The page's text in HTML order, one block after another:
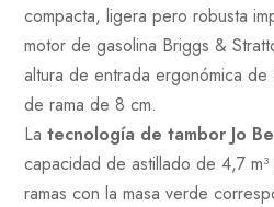
compacta, ligera pero robusta
motor de gasolina Briggs &
altura de entrada ergonómica
de rama de 8 cm.
Latecnología de tambor Jo
capacidad de astillado de 4,7
ramas con la masa verde